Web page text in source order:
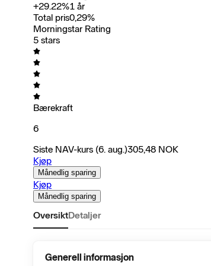
+29.22%1 år
Total pris0,29%
Morningstar Rating
5 stars
Bærekraft
6
Siste NAV-kurs (6. aug.)305,48 NOK
Kjøp
Månedlig sparing
Kjøp
Månedlig sparing
OversiktDetaljer
Generell informasjon